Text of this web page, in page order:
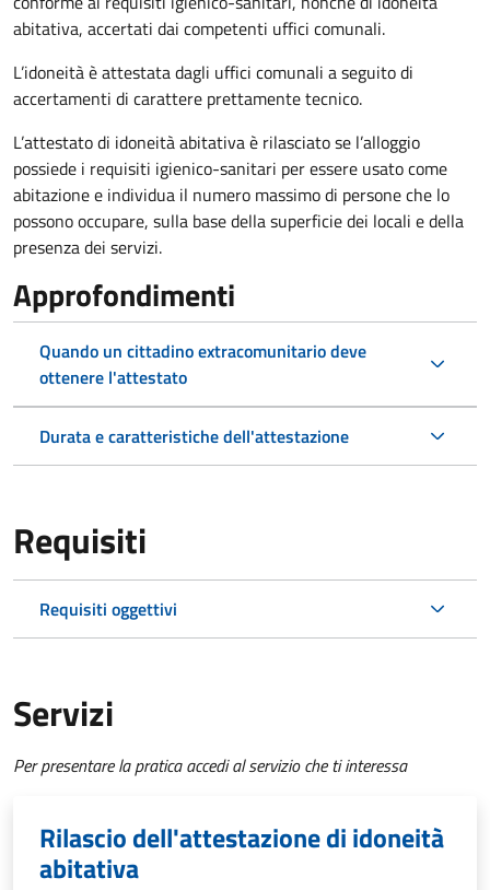
abitativa, accertati dai competenti uffici comunali.
L’idoneità è attestata dagli uffici comunali a seguito di
accertamenti di carattere prettamente tecnico.
L’attestato di idoneità abitativa è rilasciato se l’alloggio
possiede i requisiti igienico-sanitari per essere usato come
abitazione e individua il numero massimo di persone che lo
possono occupare, sulla base della superficie dei locali e della
presenza dei servizi.
Approfondimenti
Quando un cittadino extracomunitario deve
ottenere l'attestato
Durata e caratteristiche dell'attestazione
Requisiti
Requisiti oggettivi
Servizi
Per presentare la pratica accedi al servizio che ti interessa
Rilascio dell'attestazione di idoneità
abitativa